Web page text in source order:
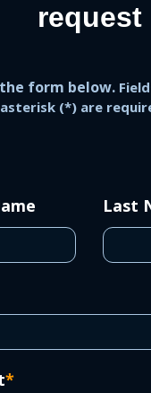
request
form below.
(*) are
Last
*